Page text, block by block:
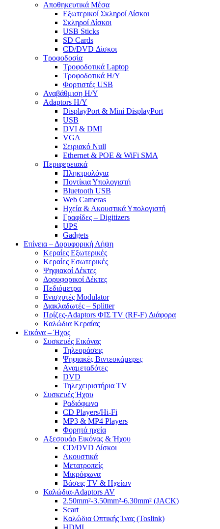
Αποθηκευτικά Μέσα
Εξωτερικοί Σκληροί Δίσκοι
Σκληροί Δίσκοι
USB Sticks
SD Cards
CD/DVD Δίσκοι
Τροφοδοσία
Τροφοδοτικά Laptop
Τροφοδοτικά Η/Υ
Φορτιστές USB
Αναβάθμιση Η/Υ
Adaptors Η/Υ
DisplayPort & Mini DisplayPort
USB
DVI & DMI
VGA
Σειριακό Null
Ethernet & POE & WiFi SMA
Περιφερειακά
Πληκτρολόγια
Ποντίκια Υπολογιστή
Bluetooth USB
Web Cameras
Ηχεία & Ακουστικά Υπολογιστή
Γραφίδες – Digitizers
UPS
Gadgets
Επίγεια – Δορυφορική Λήψη
Κεραίες Εξωτερικές
Κεραίες Εσωτερικές
Ψηφιακοί Δέκτες
Δορυφορικοί Δέκτες
Πεδιόμετρα
Ενισχυτές Modulator
Διακλαδωτές – Splitter
Πρίζες-Adaptors ΦΙΣ TV (RF-F) Διάφορα
Καλώδια Κεραίας
Εικόνα – Ήχος
Συσκευές Εικόνας
Τηλεοράσεις
Ψηφιακές Βιντεοκάμερες
Αναμεταδότες
DVD
Τηλεχειριστήρια TV
Συσκευές Ήχου
Ραδιόφωνα
CD Players/Hi-Fi
MP3 & MP4 Players
Φορητά ηχεία
Αξεσουάρ Εικόνας & Ήχου
CD/DVD Δίσκοι
Ακουστικά
Μετατροπείς
Μικρόφωνα
Βάσεις TV & Ηχείων
Καλώδια-Adaptors AV
2.50mm²-3.50mm²-6.30mm² (JACK)
Scart
Καλώδια Οπτικής Ίνας (Toslink)
HDMI